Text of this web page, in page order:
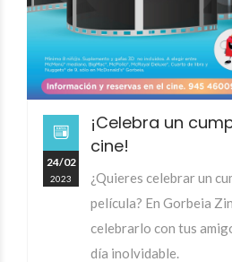
¡Celebra un
cine!
¿Quieres celebrar un
película? En Gorbeia
celebrarlo con tus
día inolvidable.
24/02
2023